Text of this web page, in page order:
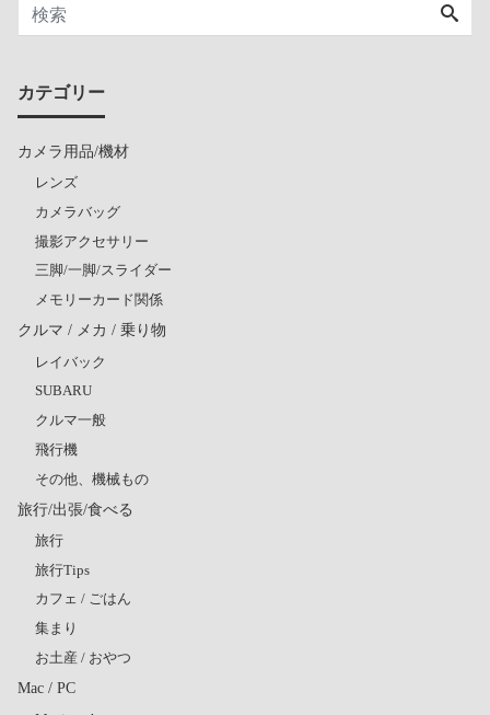
カテゴリー
カメラ用品/機材
レンズ
カメラバッグ
撮影アクセサリー
三脚/一脚/スライダー
メモリーカード関係
クルマ / メカ / 乗り物
レイバック
SUBARU
クルマ一般
飛行機
その他、機械もの
旅行/出張/食べる
旅行
旅行Tips
カフェ / ごはん
集まり
お土産 / おやつ
Mac / PC